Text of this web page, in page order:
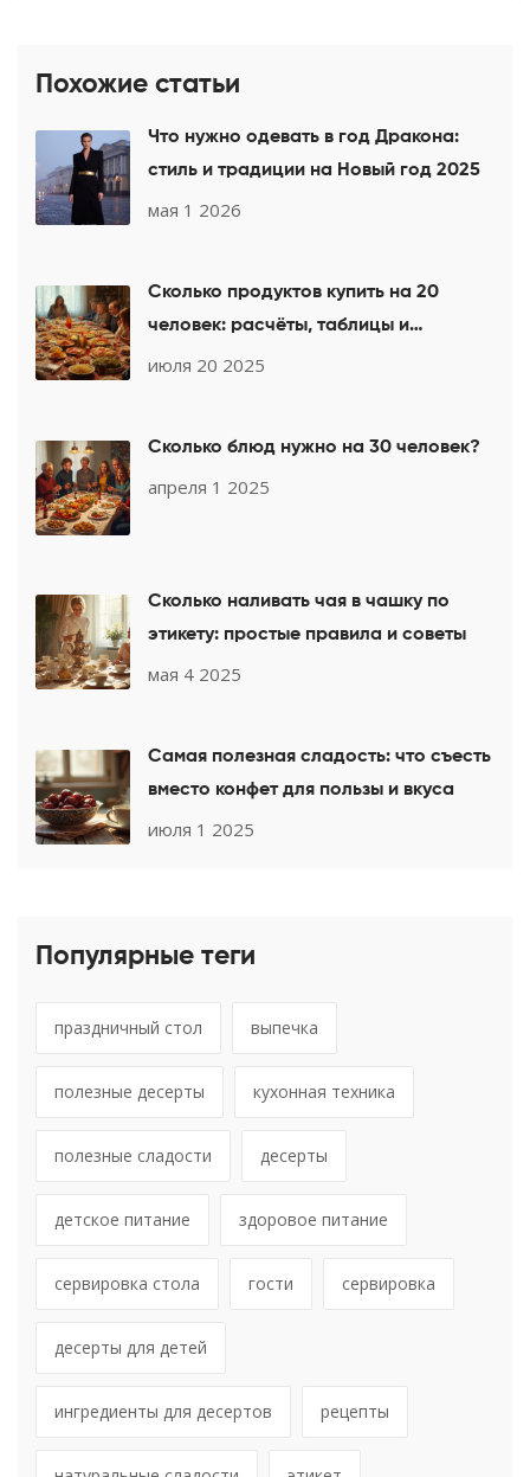
Похожие статьи
Что нужно одевать в год Дракона:
стиль и традиции на Новый год 2025
мая 1 2026
Сколько продуктов купить на 20
человек: расчёты, таблицы и
лайфхаки
июля 20 2025
Сколько блюд нужно на 30 человек?
апреля 1 2025
Сколько наливать чая в чашку по
этикету: простые правила и советы
мая 4 2025
Самая полезная сладость: что съесть
вместо конфет для пользы и вкуса
июля 1 2025
Популярные теги
праздничный стол выпечка
полезные десерты кухонная техника
полезные сладости десерты
детское питание здоровое питание
сервировка стола гости сервировка
десерты для детей
ингредиенты для десертов рецепты